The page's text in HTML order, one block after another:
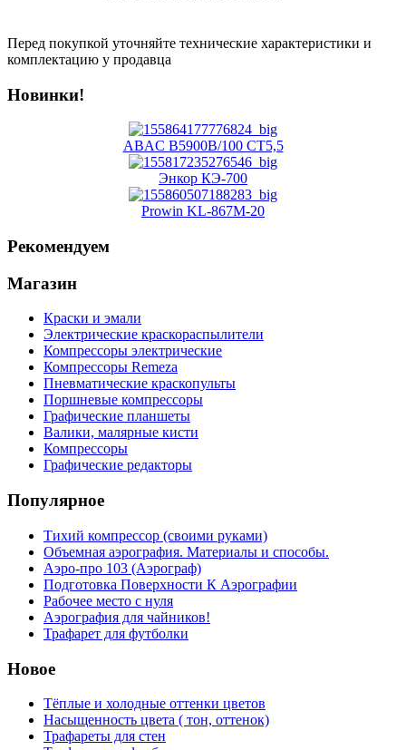
Перед покупкой уточняйте технические характеристики и
комплектацию у продавца
Новинки!
ABAC B5900B/100 CT5,5
Энкор КЭ-700
Prowin KL-867M-20
Рекомендуем
Магазин
Краски и эмали
Электрические краскораспылители
Компрессоры электрические
Компрессоры Remeza
Пневматические краскопульты
Поршневые компрессоры
Графические планшеты
Валики, малярные кисти
Компрессоры
Графические редакторы
Популярное
Тихий компрессор (своими руками)
Объемная аэрография. Материалы и способы.
Аэро-про 103 (Аэрограф)
Подготовка Поверхности К Аэрографии
Рабочее место с нуля
Аэрография для чайников!
Трафарет для футболки
Новое
Тёплые и холодные оттенки цветов
Насыщенность цвета ( тон, оттенок)
Трафареты для стен